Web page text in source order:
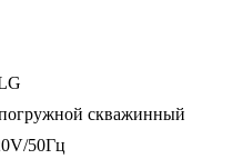
скважинный
50Гц